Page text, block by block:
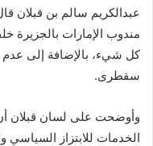
عبدالكريم سالم بن قبلان
مندوب الإمارات بالجزيرة
كل شيء، بالإضافة إلى عدم
سقطرى.
وأوضحت على لسان قبلان أن
الخدمات للابتزاز